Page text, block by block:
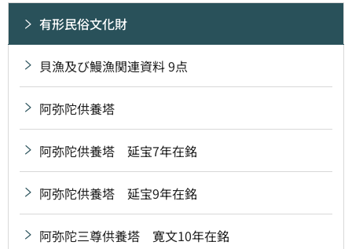
有形民俗文化財
貝漁及び鰻漁関連資料 9点
阿弥陀供養塔
阿弥陀供養塔 延宝7年在銘
阿弥陀供養塔 延宝9年在銘
阿弥陀三尊供養塔 寛文10年在銘